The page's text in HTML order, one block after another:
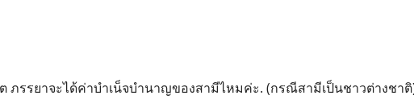
ภรรยาจะได้ค่าบำเน็จบำนาญของสามีไหมค่ะ. (กรณีสามีเป็นชาวต่างชาติ